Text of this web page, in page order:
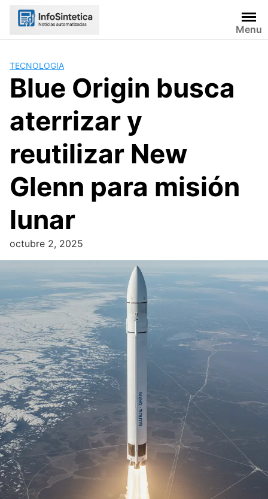
Skip
Menu
TECNOLOGIA
Blue Origin busca
aterrizar y
reutilizar New
Glenn para misión
lunar
octubre 2, 2025